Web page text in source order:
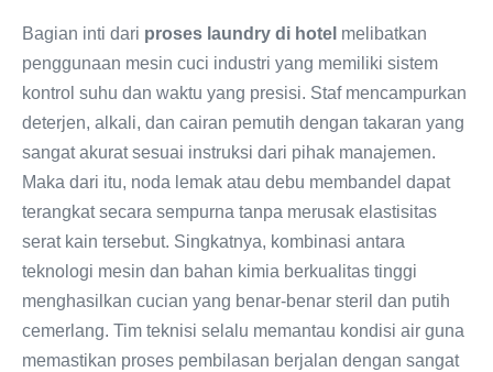
Bagian inti dari proses laundry di hotel melibatkan
penggunaan mesin cuci industri yang memiliki sistem
kontrol suhu dan waktu yang presisi. Staf mencampurkan
deterjen, alkali, dan cairan pemutih dengan takaran yang
sangat akurat sesuai instruksi dari pihak manajemen.
Maka dari itu, noda lemak atau debu membandel dapat
terangkat secara sempurna tanpa merusak elastisitas
serat kain tersebut. Singkatnya, kombinasi antara
teknologi mesin dan bahan kimia berkualitas tinggi
menghasilkan cucian yang benar-benar steril dan putih
cemerlang. Tim teknisi selalu memantau kondisi air guna
memastikan proses pembilasan berjalan dengan sangat